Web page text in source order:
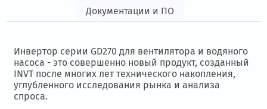
Документации и ПО
Инвертор серии GD270 для вентилятора и водяного
насоса - это совершенно новый продукт, созданный
INVT после многих лет технического накопления,
углубленного исследования рынка и анализа
спроса.